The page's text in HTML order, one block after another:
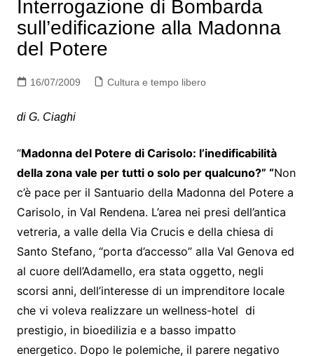
Interrogazione di Bombarda
sull’edificazione alla Madonna
del Potere
16/07/2009 Cultura e tempo libero
di G. Ciaghi
“Madonna del Potere di Carisolo: l’inedificabilità
della zona vale per tutti o solo per qualcuno?” “Non
c’è pace per il Santuario della Madonna del Potere a
Carisolo, in Val Rendena. L’area nei presi dell’antica
vetreria, a valle della Via Crucis e della chiesa di
Santo Stefano, “porta d’accesso” alla Val Genova ed
al cuore dell’Adamello, era stata oggetto, negli
scorsi anni, dell’interesse di un imprenditore locale
che vi voleva realizzare un wellness-hotel di
prestigio, in bioedilizia e a basso impatto
energetico. Dopo le polemiche, il parere negativo